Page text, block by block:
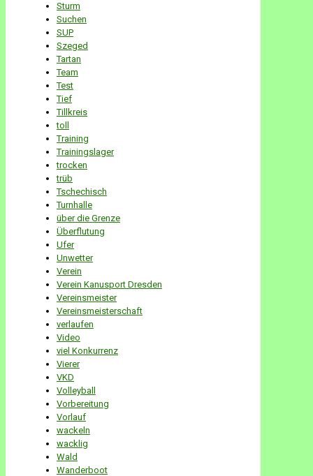
Sturm
Suchen
SUP
Szeged
Tartan
Team
Test
Tief
Tillkreis
toll
Training
Trainingslager
trocken
trüb
Tschechisch
Turnhalle
über die Grenze
Überflutung
Ufer
Unwetter
Verein
Verein Kanusport Dresden
Vereinsmeister
Vereinsmeisterschaft
verlaufen
Video
viel Konkurrenz
Vierer
VKD
Volleyball
Vorbereitung
Vorlauf
wackeln
wacklig
Wald
Wanderboot